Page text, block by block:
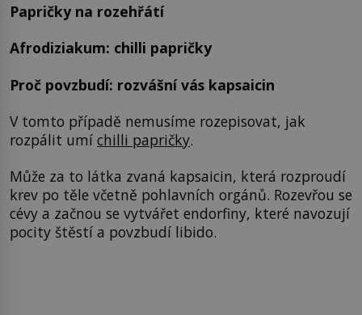
Papričky na rozehřátí
Afrodiziakum: chilli papričky
Proč povzbudí: rozvášní vás kapsaicin
V tomto případě nemusíme rozepisovat, jak
rozpálit umí chilli papričky.
Může za to látka zvaná kapsaicin, která rozproudí
krev po těle včetně pohlavních orgánů. Rozevřou se
cévy a začnou se vytvářet endorfiny, které navozují
pocity štěstí a povzbudí libido.